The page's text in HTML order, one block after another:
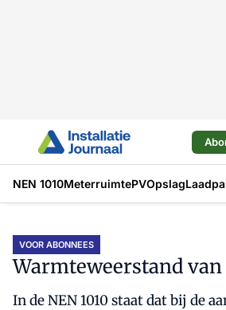
NEN 1010MeterruimtePVOpslag
VOOR ABONNEES
Warmteweerstand
In de NEN 1010 staat dat bij de